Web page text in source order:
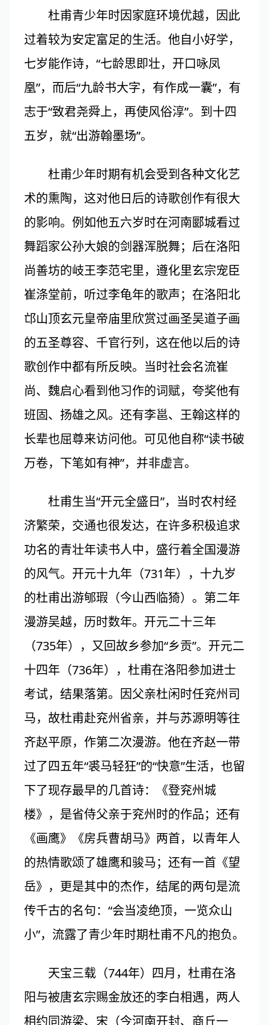
杜甫青少年时因家庭环境优越，因此
过着较为安定富足的生活。他自小好学，
七岁能作诗，“七龄思即壮，开口咏凤
凰”，而后“九龄书大字，有作成一囊”，有
志于“致君尧舜上，再使风俗淳”。到十四
五岁，就“出游翰墨场”。
杜甫少年时期有机会受到各种文化艺
术的熏陶，这对他日后的诗歌创作有很大
的影响。例如他五六岁时在河南郾城看过
舞蹈家公孙大娘的剑器浑脱舞；后在洛阳
尚善坊的岐王李范宅里，遵化里玄宗宠臣
崔涤堂前，听过李龟年的歌声；在洛阳北
邙山顶玄元皇帝庙里欣赏过画圣吴道子画
的五圣尊容、千官行列，这在他以后的诗
歌创作中都有所反映。当时社会名流崔
尚、魏启心看到他习作的词赋，夸奖他有
班固、扬雄之风。还有李邕、王翰这样的
长辈也屈尊来访问他。可见他自称“读书破
万卷，下笔如有神”，并非虚言。
杜甫生当“开元全盛日”，当时农村经
济繁荣，交通也很发达，在许多积极追求
功名的青壮年读书人中，盛行着全国漫游
的风气。开元十九年（731年），十九岁
的杜甫出游郇瑕（今山西临猗）。第二年
漫游吴越，历时数年。开元二十三年
（735年），又回故乡参加“乡贡”。开元二
十四年（736年），杜甫在洛阳参加进士
考试，结果落第。因父亲杜闲时任兖州司
马，故杜甫赴兖州省亲，并与苏源明等往
齐赵平原，作第二次漫游。他在齐赵一带
过了四五年“裘马轻狂”的“快意”生活，也留
下了现存最早的几首诗：《登兖州城
楼》，是省侍父亲于兖州时的作品；还有
《画鹰》《房兵曹胡马》两首，以青年人
的热情歌颂了雄鹰和骏马；还有一首《望
岳》，更是其中的杰作，结尾的两句是流
传千古的名句：“会当凌绝顶，一览众山
小”，流露了青少年时期杜甫不凡的抱负。
天宝三载（744年）四月，杜甫在洛
阳与被唐玄宗赐金放还的李白相遇，两人
相约同游梁、宋（今河南开封、商丘一